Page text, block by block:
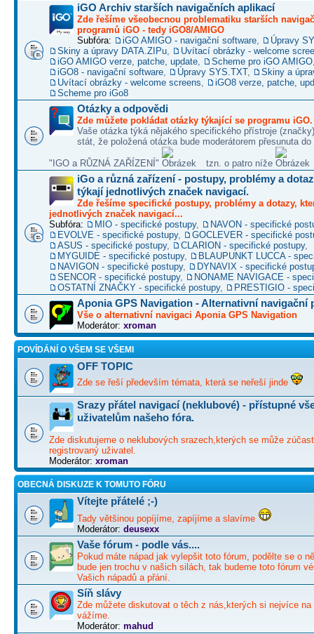
iGO Archiv starších navigačních aplikací
Zde řešíme všeobecnou problematiku starších
programů iGO - tedy iGO8/AMIGO
Subfóra:
iGO AMIGO - navigační software
Úpravy
Skiny a úpravy DATA.ZIPu
Uvítací obrázky - welcome
iGO AMIGO verze, patche, update
Scheme pro iGO AMIGO
iGO8 - navigační software
Úpravy SYS.TXT,
Skiny a
Uvítací obrázky - welcome screens
iGO8 verze, patche,
Scheme pro iGo8
Otázky a odpovědi
Zde můžete pokládat otázky týkající se programu iGO.
Vaše otázka týká nějakého specifického přístroje
stát, že položená otázka bude moderátorem přesunuta do
"IGO a RŮZNÁ ZAŘÍZENÍ" tzn. o patro níže
iGo a různá zařízení - postupy, problémy a
týkají jednotlivých značek navigací.
Zde řešíme specifické postupy, problémy a dotazy,
jednotlivých značek navigací...
Subfóra:
MIO - specifické postupy,
NAVON - specifické
EVOLVE - specifické postupy,
GOCLEVER - specifické
ASUS - specifické postupy, CLARION - specifické postupy,
MYGUIDE - specifické postupy,
BLAUPUNKT LUCCA -
NAVIGON - specifické postupy,
DYNAVIX - specifické
SENCOR - specifické postupy,
NONAME NAVIGACE -
OSTATNÍ ZNAČKY - specifické postupy, PRESTIGIO -
Aponia GPS Navigation - Alternativní navigační
Vše o alternativní navigaci Aponia GPS Navigation
Moderátor: xroman
POVÍDÁNÍ O VŠEM SE VŠEMI
OFF TOPIC
Zde se řeší především témata, která se neřeší jinde
Srazy přátel navigací (neklubové) - přístupné
uživatelům našeho fóra.
Zde diskutujeme o neklubových srazech,kterých se může
registrovaný uživatel.
Moderátor: xroman
OBECNÁ DISKUZE K TOMUTO FÓRU
Vítejte přátelé ;-)
Tady většinou popíjíme, zapíjíme a slavíme
Moderátor: deusexx
Vaše fórum - podle vás....
Pokud máte nápad jak vylepšit toto fórum, podělte se o
bude jen trochu v našich silách, tak budeme toto fórum
Vašich nápadů a přání.
Síň slávy
Zde můžete diskutovat o těch z nás,kterých si nejvíce na
vážíme.
Moderátor: mahud